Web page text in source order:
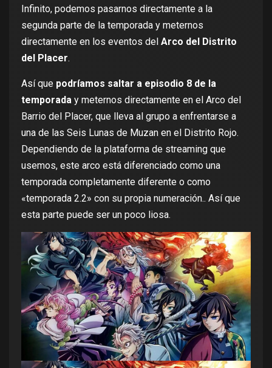
Infinito, podemos pasarnos directamente a la
segunda parte de la temporada y meternos
directamente en los eventos del Arco del Distrito
del Placer.
Así que podríamos saltar a episodio 8 de la
temporada y meternos directamente en el Arco del
Barrio del Placer, que lleva al grupo a enfrentarse a
una de las Seis Lunas de Muzan en el Distrito Rojo.
Dependiendo de la plataforma de streaming que
usemos, este arco está diferenciado como una
temporada completamente diferente o como
«temporada 2.2» con su propia numeración.. Así que
esta parte puede ser un poco liosa.